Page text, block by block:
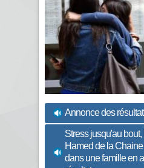
Annonce des
Stress jusqu'au
Hamed de la Chaine
dans une famille en